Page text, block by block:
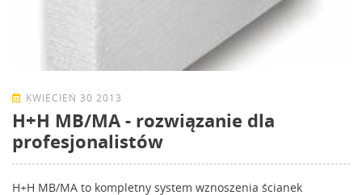
KWIECIEŃ 30 2013
H+H MB/MA - rozwiązanie dla
profesjonalistów
H+H MB/MA to kompletny system wznoszenia ścianek